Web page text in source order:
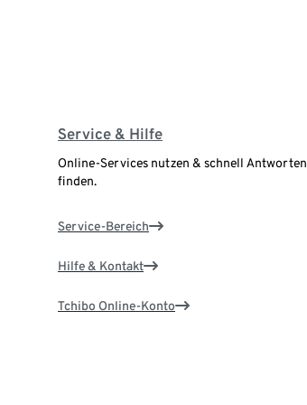
Service & Hilfe
Online-Services nutzen & schnell Antworten
finden.
Service-Bereich
Hilfe & Kontakt
Tchibo Online-Konto